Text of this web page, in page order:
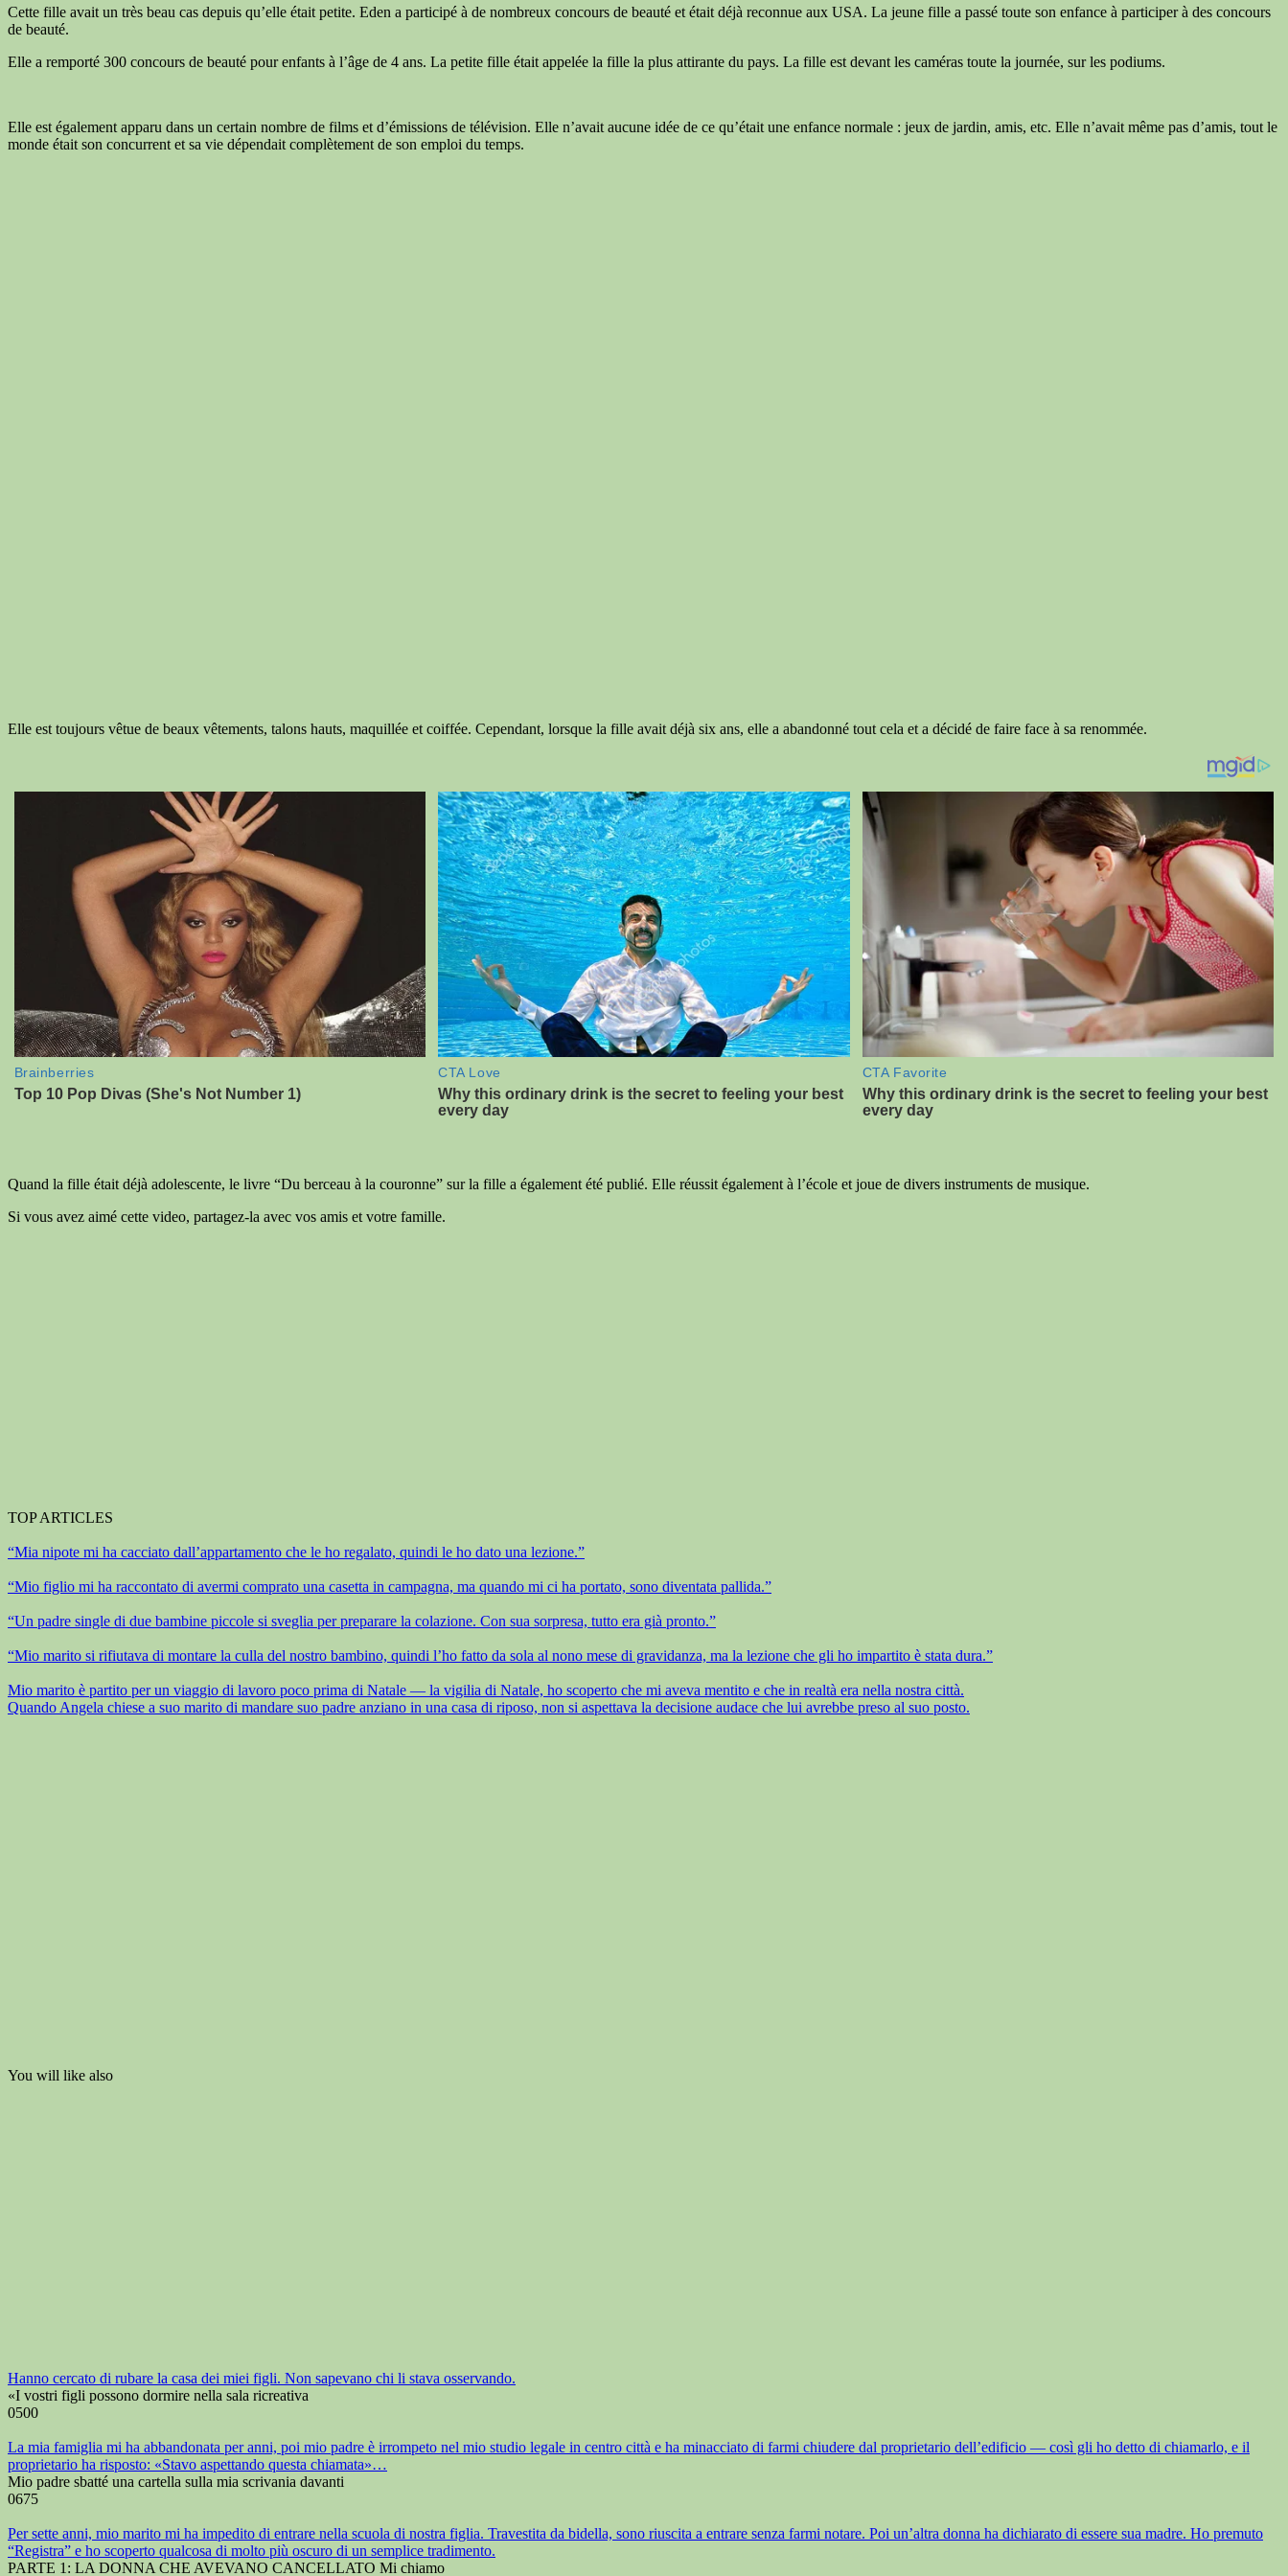
Cette fille avait un très beau cas depuis qu’elle était petite. Eden a participé à de nombreux concours de beauté et était déjà reconnue aux USA. La jeune fille a passé toute son enfance à participer à des concours
de beauté.
Elle a remporté 300 concours de beauté pour enfants à l’âge de 4 ans. La petite fille était appelée la fille la plus attirante du pays. La fille est devant les caméras toute la journée, sur les podiums.
Elle est également apparu dans un certain nombre de films et d’émissions de télévision. Elle n’avait aucune idée de ce qu’était une enfance normale : jeux de jardin, amis, etc. Elle n’avait même pas d’amis, tout le
monde était son concurrent et sa vie dépendait complètement de son emploi du temps.
Elle est toujours vêtue de beaux vêtements, talons hauts, maquillée et coiffée. Cependant, lorsque la fille avait déjà six ans, elle a abandonné tout cela et a décidé de faire face à sa renommée.
Quand la fille était déjà adolescente, le livre “Du berceau à la couronne” sur la fille a également été publié. Elle réussit également à l’école et joue de divers instruments de musique.
Si vous avez aimé cette video, partagez-la avec vos amis et votre famille.
TOP ARTICLES
“Mia nipote mi ha cacciato dall’appartamento che le ho regalato, quindi le ho dato una lezione.”
“Mio figlio mi ha raccontato di avermi comprato una casetta in campagna, ma quando mi ci ha portato, sono diventata pallida.”
“Un padre single di due bambine piccole si sveglia per preparare la colazione. Con sua sorpresa, tutto era già pronto.”
“Mio marito si rifiutava di montare la culla del nostro bambino, quindi l’ho fatto da sola al nono mese di gravidanza, ma la lezione che gli ho impartito è stata dura.”
Mio marito è partito per un viaggio di lavoro poco prima di Natale — la vigilia di Natale, ho scoperto che mi aveva mentito e che in realtà era nella nostra città.
Quando Angela chiese a suo marito di mandare suo padre anziano in una casa di riposo, non si aspettava la decisione audace che lui avrebbe preso al suo posto.
You will like also
Hanno cercato di rubare la casa dei miei figli. Non sapevano chi li stava osservando.
«I vostri figli possono dormire nella sala ricreativa
0500
La mia famiglia mi ha abbandonata per anni, poi mio padre è irrompeto nel mio studio legale in centro città e ha minacciato di farmi chiudere dal proprietario dell’edificio — così gli ho detto di chiamarlo, e il
proprietario ha risposto: «Stavo aspettando questa chiamata»…
Mio padre sbatté una cartella sulla mia scrivania davanti
0675
Per sette anni, mio marito mi ha impedito di entrare nella scuola di nostra figlia. Travestita da bidella, sono riuscita a entrare senza farmi notare. Poi un’altra donna ha dichiarato di essere sua madre. Ho premuto
“Registra” e ho scoperto qualcosa di molto più oscuro di un semplice tradimento.
PARTE 1: LA DONNA CHE AVEVANO CANCELLATO Mi chiamo